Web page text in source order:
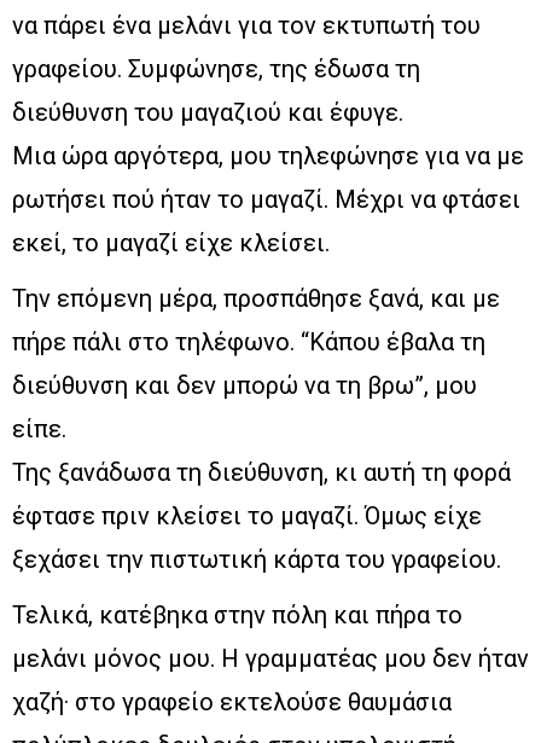
να πάρει ένα μελάνι για τον εκτυπωτή του
γραφείου. Συμφώνησε, της έδωσα τη
διεύθυνση του μαγαζιού και έφυγε.
Μια ώρα αργότερα, μου τηλεφώνησε για να με
ρωτήσει πού ήταν το μαγαζί. Μέχρι να φτάσει
εκεί, το μαγαζί είχε κλείσει.
Την επόμενη μέρα, προσπάθησε ξανά, και με
πήρε πάλι στο τηλέφωνο. “Κάπου έβαλα τη
διεύθυνση και δεν μπορώ να τη βρω”, μου
είπε.
Της ξανάδωσα τη διεύθυνση, κι αυτή τη φορά
έφτασε πριν κλείσει το μαγαζί. Όμως είχε
ξεχάσει την πιστωτική κάρτα του γραφείου.
Τελικά, κατέβηκα στην πόλη και πήρα το
μελάνι μόνος μου. Η γραμματέας μου δεν ήταν
χαζή· στο γραφείο εκτελούσε θαυμάσια